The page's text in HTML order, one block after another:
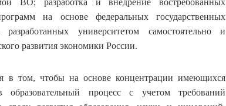
ВО; разработка и внедрение востребованных
на основе федеральных государственных
университетом самостоятельно и
развития экономики России.
в том, чтобы на основе концентрации имеющихся
образовательный процесс с учетом требований